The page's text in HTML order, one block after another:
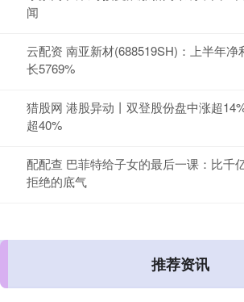
闻
云配资 南亚新材(688519SH)：上半年净
长5769%
猎股网 港股异动丨双登股份盘中涨超
超40%
配配查 巴菲特给子女的最后一课：比千
拒绝的底气
推荐资讯